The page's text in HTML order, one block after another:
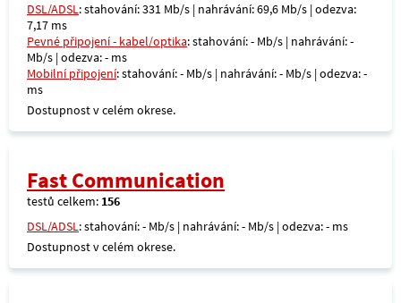
DSL/ADSL: stahování: 331 Mb/s | nahrávání: 69,6 Mb/s | odezva:
7,17 ms
Pevné připojení - kabel/optika: stahování: - Mb/s | nahrávání: -
Mb/s | odezva: - ms
Mobilní připojení: stahování: - Mb/s | nahrávání: - Mb/s | odezva: -
ms
Dostupnost v celém okrese.
Fast Communication
testů celkem: 156
DSL/ADSL: stahování: - Mb/s | nahrávání: - Mb/s | odezva: - ms
Dostupnost v celém okrese.